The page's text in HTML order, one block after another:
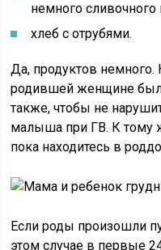
немного сливочного
хлеб с отрубями.
Да, продуктов немного.
родившей женщине
также, чтобы не
малыша при ГВ. К тому
пока находитесь в
Если роды произошли
этом случае в первые